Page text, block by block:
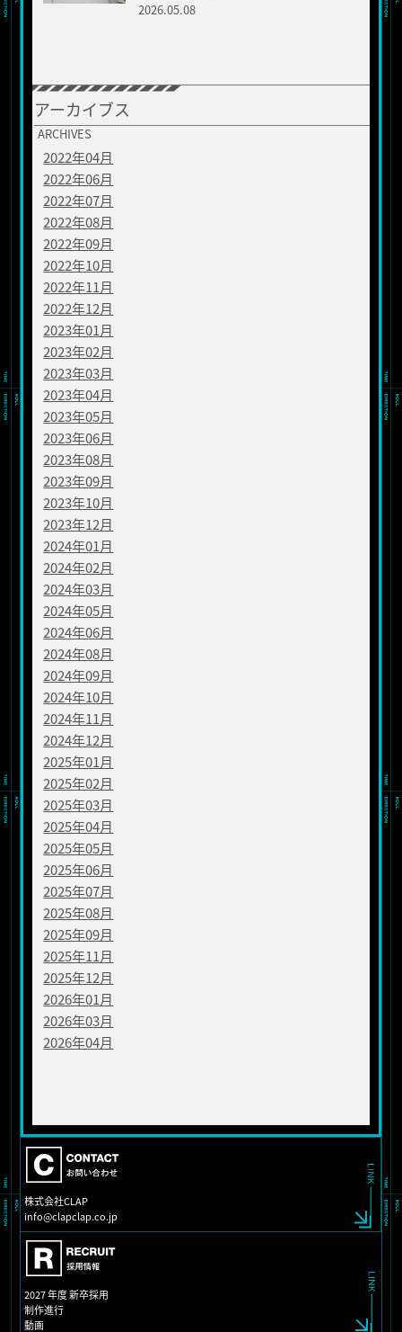
2026.05.08
アーカイブス
ARCHIVES
2022年04月
2022年06月
2022年07月
2022年08月
2022年09月
2022年10月
2022年11月
2022年12月
2023年01月
2023年02月
2023年03月
2023年04月
2023年05月
2023年06月
2023年08月
2023年09月
2023年10月
2023年12月
2024年01月
2024年02月
2024年03月
2024年05月
2024年06月
2024年08月
2024年09月
2024年10月
2024年11月
2024年12月
2025年01月
2025年02月
2025年03月
2025年04月
2025年05月
2025年06月
2025年07月
2025年08月
2025年09月
2025年11月
2025年12月
2026年01月
2026年03月
2026年04月
株式会社CLAP
info@clapclap.co.jp
2027 年度 新卒採用
制作進行
動画